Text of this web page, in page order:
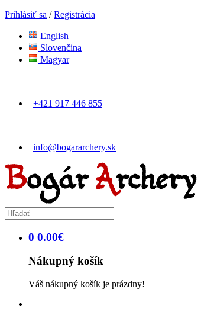
Prihlásiť sa /Registrácia
English
Slovenčina
Magyar
+421 917 446 855
info@bogararchery.sk
0 0.00€
Nákupný košík
Váš nákupný košík je prázdny!